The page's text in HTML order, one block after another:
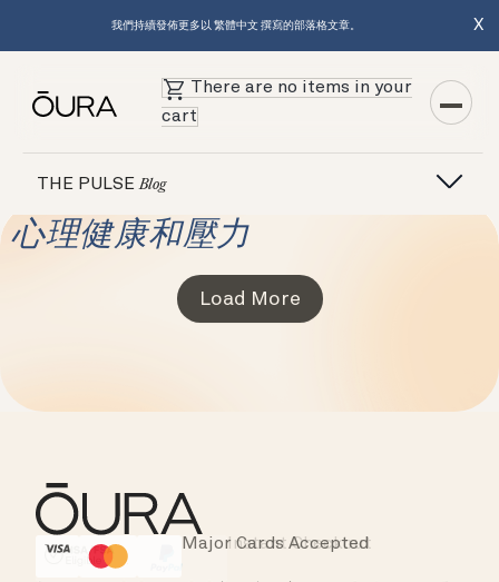
我們持續發佈更多以 繁體中文 撰寫的部落格文章。 X
There are no items in your
cart
THE PULSEBlog
心理健康和壓力
Load More
HSA/FSA Eligible
Instant Checkout
Major Cards Accepted